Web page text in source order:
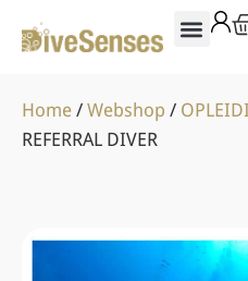
Home / Webshop /
REFERRAL DIVER